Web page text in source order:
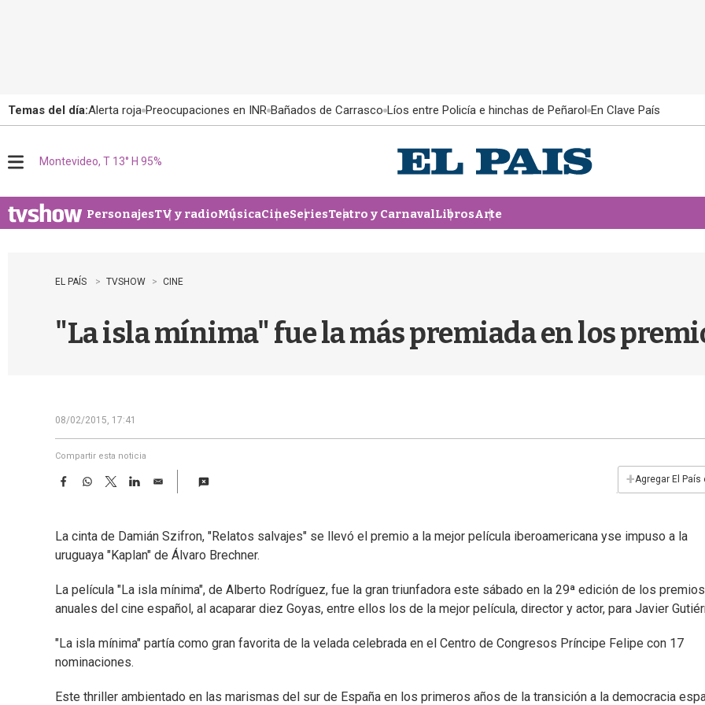
Temas del día:Alerta roja Preocupaciones en INR Bañados de Carrasco Líos entre Policía e hinchas de Peñarol En Clave País
u
Montevideo, T 13° H 95%
PersonajesTV y radioMúsicaCineSeriesTeatro y CarnavalLibrosArte
EL PAÍS TVSHOW CINE
"La isla mínima" fue la más premiada en los
08/02/2015, 17:41
Compartir esta noticia
F
b
o
k
W
s
A
p
T
w
t
e
L
e
d
n
E
l
+Agregar El País
La cinta de Damián Szifron, "Relatos salvajes" se llevó el premio a la mejor película iberoamericana yse impuso a la
uruguaya "Kaplan" de Álvaro Brechner.
La película "La isla mínima", de Alberto Rodríguez, fue la gran triunfadora este sábado en la 29ª edición de los premios
anuales del cine español, al acaparar diez Goyas, entre ellos los de la mejor película, director y actor, para Javier
"La isla mínima" partía como gran favorita de la velada celebrada en el Centro de Congresos Príncipe Felipe con 17
nominaciones.
Este thriller ambientado en las marismas del sur de España en los primeros años de la transición a la democracia